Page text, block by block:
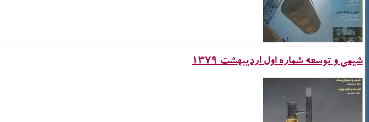
شیمی و توسعه شماره اول اردیبهشت 1379